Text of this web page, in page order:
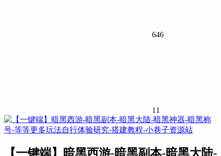
646
11
【一键端】暗黑西游-暗黑副本-暗黑大陆-